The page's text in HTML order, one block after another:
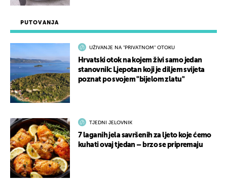
PUTOVANJA
UŽIVANJE NA "PRIVATNOM" OTOKU
Hrvatski otok na kojem živi samo jedan
stanovnik: Ljepotan koji je diljem svijeta
poznat po svojem "bijelom zlatu"
TJEDNI JELOVNIK
7 laganih jela savršenih za ljeto koje ćemo
kuhati ovaj tjedan – brzo se pripremaju